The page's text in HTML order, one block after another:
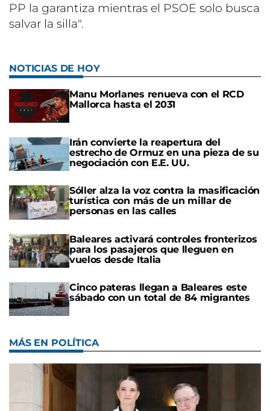
PP la garantiza mientras el PSOE solo busca
salvar la silla".
NOTICIAS DE HOY
Manu Morlanes renueva con el RCD
Mallorca hasta el 2031
Irán convierte la reapertura del
estrecho de Ormuz en una pieza de su
negociación con E.E. UU.
Sóller alza la voz contra la masificación
turística con más de un millar de
personas en las calles
Baleares activará controles fronterizos
para los pasajeros que lleguen en
vuelos desde Italia
Cinco pateras llegan a Baleares este
sábado con un total de 84 migrantes
MÁS EN POLÍTICA